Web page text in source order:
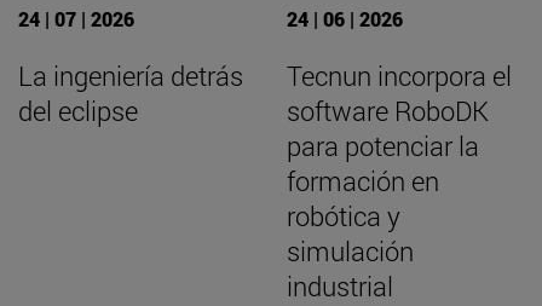
24 | 07 | 2026
La ingeniería detrás
del eclipse
24 | 06 | 2026
Tecnun incorpora el
software RoboDK
para potenciar la
formación en
robótica y
simulación
industrial